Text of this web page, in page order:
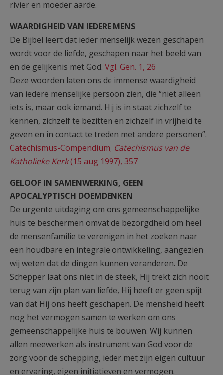
rivier en moeder aarde.
WAARDIGHEID VAN IEDERE MENS
De Bijbel leert dat ieder menselijk wezen geschapen
wordt voor de liefde, geschapen naar het beeld van
en de gelijkenis met God. Vgl. Gen. 1, 26
Deze woorden laten ons de immense waardigheid
van iedere menselijke persoon zien, die “niet alleen
iets is, maar ook iemand. Hij is in staat zichzelf te
kennen, zichzelf te bezitten en zichzelf in vrijheid te
geven en in contact te treden met andere personen”.
Catechismus-Compendium, Catechismus van de
Katholieke Kerk(15 aug 1997), 357
GELOOF IN SAMENWERKING, GEEN
APOCALYPTISCH DOEMDENKEN
De urgente uitdaging om ons gemeenschappelijke
huis te beschermen omvat de bezorgdheid om heel
de mensenfamilie te verenigen in het zoeken naar
een houdbare en integrale ontwikkeling, aangezien
wij weten dat de dingen kunnen veranderen. De
Schepper laat ons niet in de steek, Hij trekt zich nooit
terug van zijn plan van liefde, Hij heeft er geen spijt
van dat Hij ons heeft geschapen. De mensheid heeft
nog het vermogen samen te werken om ons
gemeenschappelijke huis te bouwen. Wij kunnen
allen meewerken als instrument van God voor de
zorg voor de schepping, ieder met zijn eigen cultuur
en ervaring, eigen initiatieven en vermogen.